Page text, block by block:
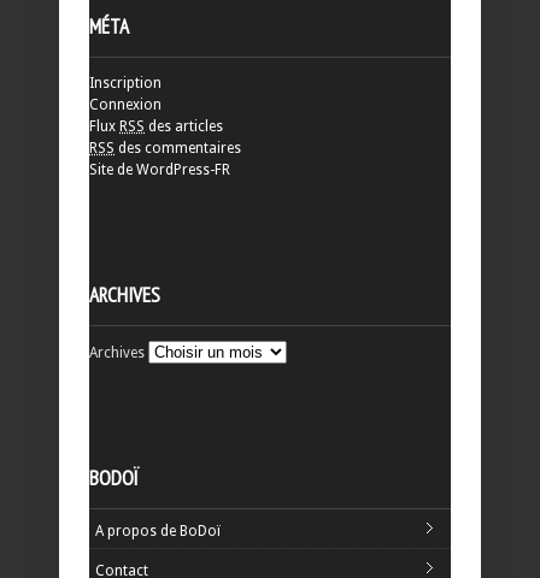
MÉTA
Inscription
Connexion
Flux RSS des articles
RSS des commentaires
Site de WordPress-FR
ARCHIVES
Archives
BODOÏ
A propos de BoDoï
Contact